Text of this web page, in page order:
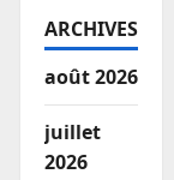
ARCHIVES
août 2026
juillet
2026